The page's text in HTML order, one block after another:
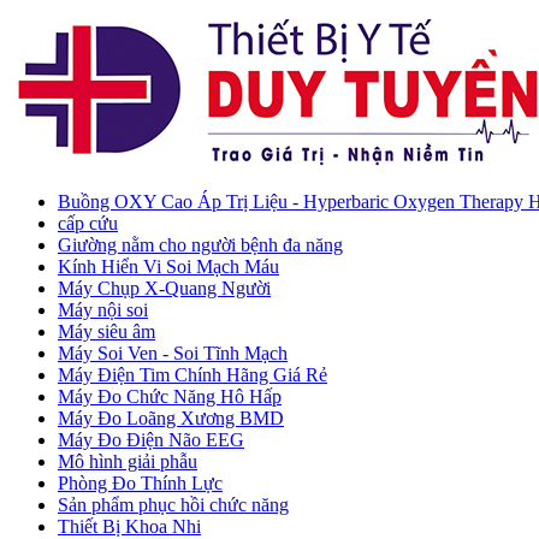
Buồng OXY Cao Áp Trị Liệu - Hyperbaric Oxygen Therapy
cấp cứu
Giường nằm cho người bệnh đa năng
Kính Hiển Vi Soi Mạch Máu
Máy Chụp X-Quang Người
Máy nội soi
Máy siêu âm
Máy Soi Ven - Soi Tĩnh Mạch
Máy Điện Tim Chính Hãng Giá Rẻ
Máy Đo Chức Năng Hô Hấp
Máy Đo Loãng Xương BMD
Máy Đo Điện Não EEG
Mô hình giải phẫu
Phòng Đo Thính Lực
Sản phẩm phục hồi chức năng
Thiết Bị Khoa Nhi